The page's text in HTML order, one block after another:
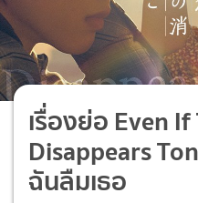
เรื่องย่อ Even
Disappears
ฉันลืมเธอ